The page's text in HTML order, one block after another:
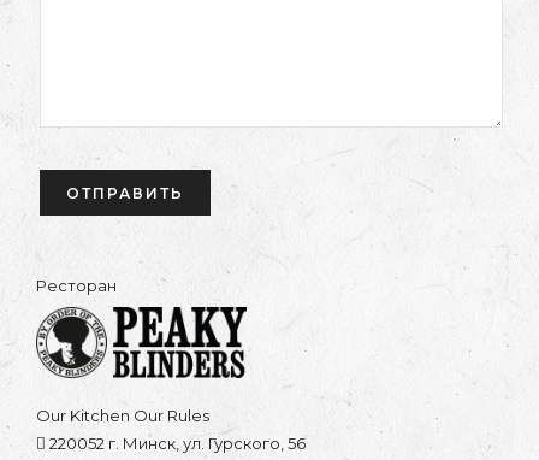
Ресторан
Our Kitchen Our Rules
220052 г. Минск, ул. Гурского, 56